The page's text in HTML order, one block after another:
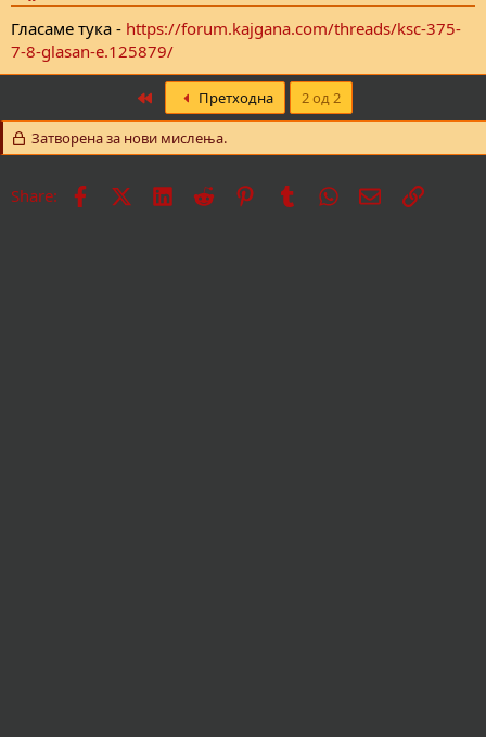
Гласаме тука - https://forum.kajgana.com/threads/ksc-375-
7-8-glasan-e.125879/
Претходна 2 од 2
Затворена за нови мислења.
Share: Facebook LinkedInReddit PinterestTumblrWhatsApp
Е-поштаВрска